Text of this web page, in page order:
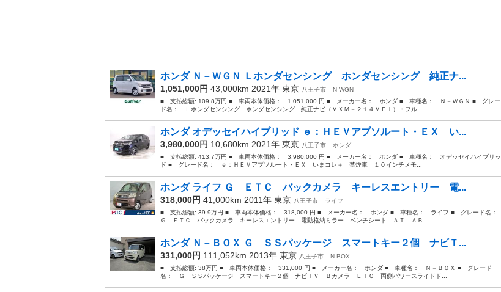
ホンダ Ｎ－ＷＧＮ Ｌホンダセンシング ホンダセンシング 純正ナ...
1,051,000円 43,000km 2021年 東京 八王子市
N-WGN
■ 支払総額: 109.8万円 ■ 車両本体価格： 1,051,000 円 ■ メーカー名： ホンダ ■ 車種名： Ｎ－ＷＧＮ ■ グレー
ド名： Ｌホンダセンシング ホンダセンシング 純正ナビ（ＶＸＭ－２１４ＶＦｉ）・フル...
ホンダ オデッセイハイブリッド ｅ：ＨＥＶアブソルート・ＥＸ い...
3,980,000円 10,680km 2021年 東京 八王子市
ホンダ
■ 支払総額: 413.7万円 ■ 車両本体価格： 3,980,000 円 ■ メーカー名： ホンダ ■ 車種名： オデッセイハイブリッ
ド ■ グレード名： ｅ：ＨＥＶアブソルート・ＥＸ いまコレ＋ 禁煙車 １０インチメモ...
ホンダ ライフ Ｇ ＥＴＣ バックカメラ キーレスエントリー 電...
318,000円 41,000km 2011年 東京 八王子市
ライフ
■ 支払総額: 39.9万円 ■ 車両本体価格： 318,000 円 ■ メーカー名： ホンダ ■ 車種名： ライフ ■ グレード名：
Ｇ ＥＴＣ バックカメラ キーレスエントリー 電動格納ミラー ベンチシート ＡＴ ＡＢ...
ホンダ Ｎ－ＢＯＸ Ｇ ＳＳパッケージ スマートキー２個 ナビＴ...
331,000円 111,052km 2013年 東京 八王子市
N-BOX
■ 支払総額: 38万円 ■ 車両本体価格： 331,000 円 ■ メーカー名： ホンダ ■ 車種名： Ｎ－ＢＯＸ ■ グレード
名： Ｇ ＳＳパッケージ スマートキー２個 ナビＴＶ Ｂカメラ ＥＴＣ 両側パワースライドド...